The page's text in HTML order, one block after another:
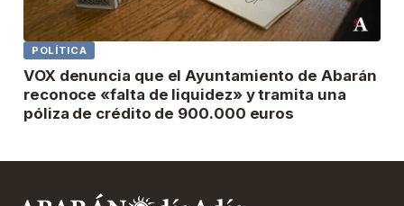
POLÍTICA
VOX denuncia que el Ayuntamiento de Abarán
reconoce «falta de liquidez» y tramita una
póliza de crédito de 900.000 euros